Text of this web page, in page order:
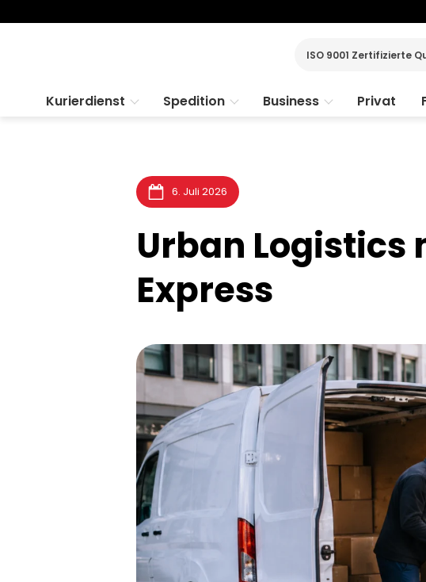
ISO 9001 Zertifizierte
Kurierdienst Spedition Business Privat
6. Juli 2026
Urban Logistics
Express